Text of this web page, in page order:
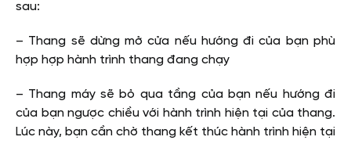
sau:
– Thang sẽ dừng mở cửa nếu hướng đi của bạn phù
hợp hợp hành trình thang đang chạy
– Thang máy sẽ bỏ qua tầng của bạn nếu hướng đi
của bạn ngược chiều với hành trình hiện tại của thang.
Lúc này, bạn cần chờ thang kết thúc hành trình hiện tại